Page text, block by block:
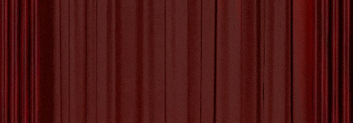
Artikel: Spaanse Kunstenaar De Passie van de
Spaanse Kunstenaar Spanje, een land
doordrenkt met geschiedenis en cultuur, heeft
door de eeuwen heen vele getalenteerde
kunstenaars voortgebracht. De Spaanse
kunstenaar staat bekend om zijn passie,
expressiviteit en unieke stijl die de zintuigen
prikkelt. Van de meesterwerken van Salvador
Dalí tot de kleurrijke schilderijen van Pablo